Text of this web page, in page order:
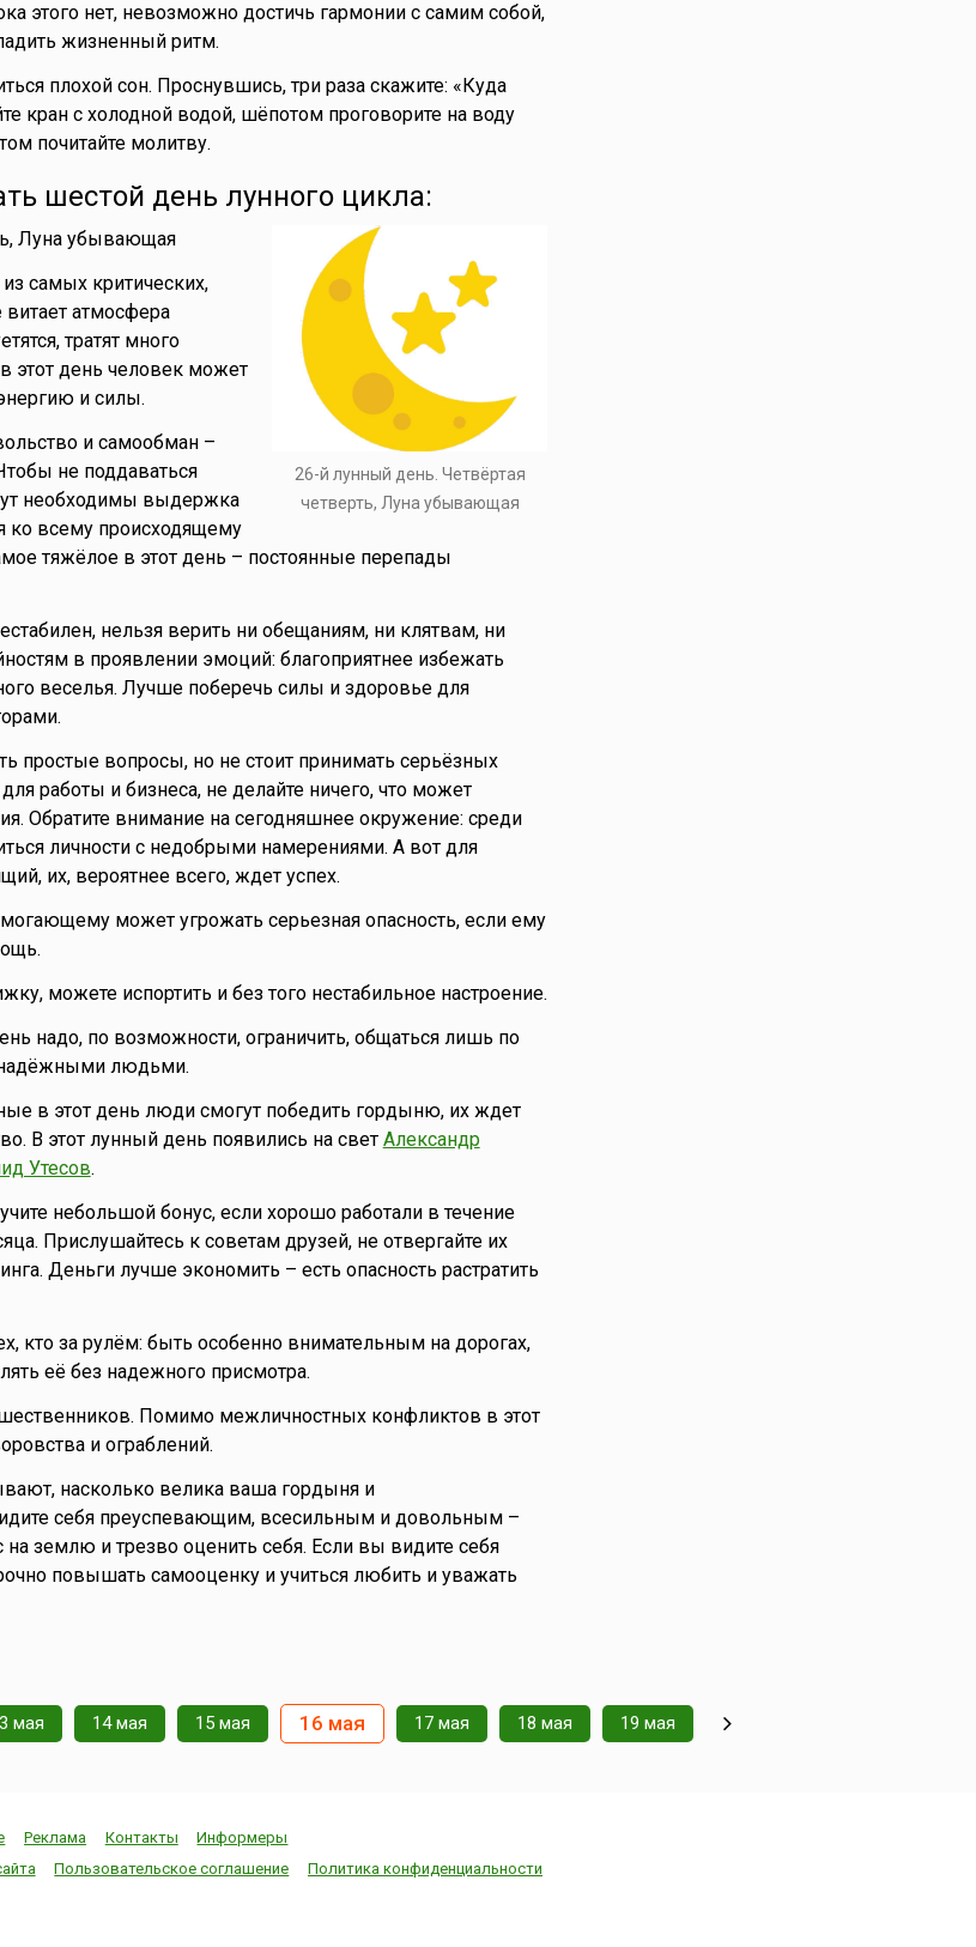
этого нет, невозможно достичь гармонии с самим собой,
жизненный ритм.
плохой сон. Проснувшись, три раза скажите: «Куда
кран с холодной водой, шёпотом проговорите на воду
почитайте молитву.
шестой день лунного цикла:
26-й лунный день. Четвёртая
четверть, Луна убывающая
Луна убывающая
самых критических,
атмосфера
тратят много
этот день человек может
и силы.
и самообман –
не поддаваться
необходимы выдержка
ко всему происходящему
тяжёлое в этот день – постоянные перепады
нельзя верить ни обещаниям, ни клятвам, ни
в проявлении эмоций: благоприятнее избежать
веселья. Лучше поберечь силы и здоровье для
простые вопросы, но не стоит принимать серьёзных
работы и бизнеса, не делайте ничего, что может
Обратите внимание на сегодняшнее окружение: среди
личности с недобрыми намерениями. А вот для
их, вероятнее всего, ждет успех.
может угрожать серьезная опасность, если ему
можете испортить и без того нестабильное настроение.
надо, по возможности, ограничить, общаться лишь по
людьми.
в этот день люди смогут победить гордыню, их ждет
В этот лунный день появились на свет Александр
Утесов.
небольшой бонус, если хорошо работали в течение
Прислушайтесь к советам друзей, не отвергайте их
Деньги лучше экономить – есть опасность растратить
кто за рулём: быть особенно внимательным на дорогах,
её без надежного присмотра.
Помимо межличностных конфликтов в этот
и ограблений.
насколько велика ваша гордыня и
себя преуспевающим, всесильным и довольным –
на землю и трезво оценить себя. Если вы видите себя
повышать самооценку и учиться любить и уважать
мая 14 мая 15 мая 16 мая 17 мая 18 мая 19 мая
Реклама Контакты
Информеры
Пользовательское соглашение Политика конфиденциальности